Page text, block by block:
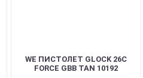
WE ПИСТОЛЕТ GLOCK 26C
FORCE GBB TAN 10192